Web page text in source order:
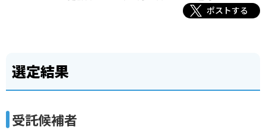
ポストする
選定結果
受託候補者